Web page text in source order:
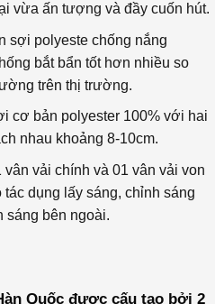
vừa ấn tượng và đầy cuốn hút.
sợi polyeste chống nắng
bắt bẩn tốt hơn nhiều so
trên thị trường.
cơ bản polyester 100% với hai
nhau khoảng 8-10cm.
vân vải chính và 01 vân vải von
dụng lấy sáng, chỉnh sáng
sáng bên ngoài.
Quốc được cấu tạo bởi 2